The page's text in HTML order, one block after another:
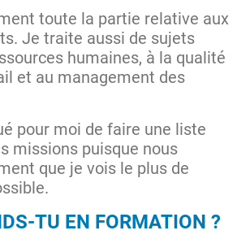
toute la partie relative aux
Je traite aussi de sujets
humaines, à la qualité
et au management des
pour moi de faire une liste
missions puisque nous
que je vois le plus de
TU EN FORMATION ?